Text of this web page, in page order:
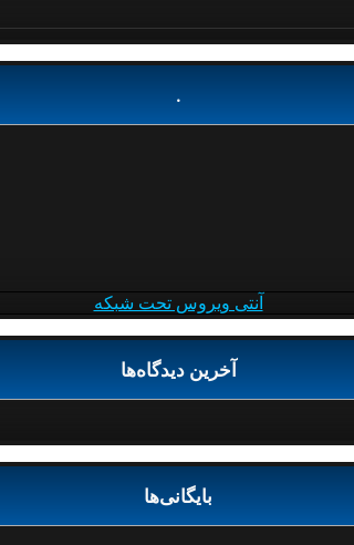
.
آنتی ویروس تحت شبکه
آخرین دیدگاه‌ها
بایگانی‌ها